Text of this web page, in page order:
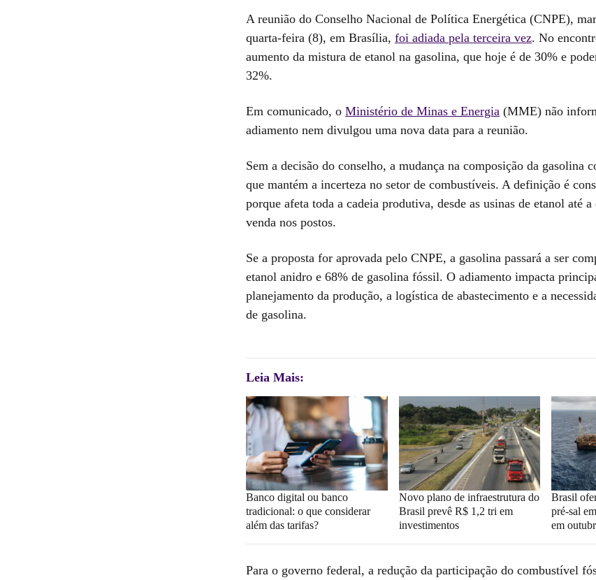
A reunião do Conselho Nacional de Política Energética (CNPE),
quarta-feira (8), em Brasília, foi adiada pela terceira vez. No
aumento da mistura de etanol na gasolina, que hoje é de 30% e
32%.
Em comunicado, o Ministério de Minas e Energia (MME) não
adiamento nem divulgou uma nova data para a reunião.
Sem a decisão do conselho, a mudança na composição da gasolina
que mantém a incerteza no setor de combustíveis. A definição é
porque afeta toda a cadeia produtiva, desde as usinas de etanol até
venda nos postos.
Se a proposta for aprovada pelo CNPE, a gasolina passará a ser
etanol anidro e 68% de gasolina fóssil. O adiamento impacta
planejamento da produção, a logística de abastecimento e a
de gasolina.
Leia Mais:
Banco digital ou banco
tradicional: o que considerar
além das tarifas?
Novo plano de infraestrutura do
Brasil prevê R$ 1,2 tri em
investimentos
Brasil
pré-sal
em
Para o governo federal, a redução da participação do combustível